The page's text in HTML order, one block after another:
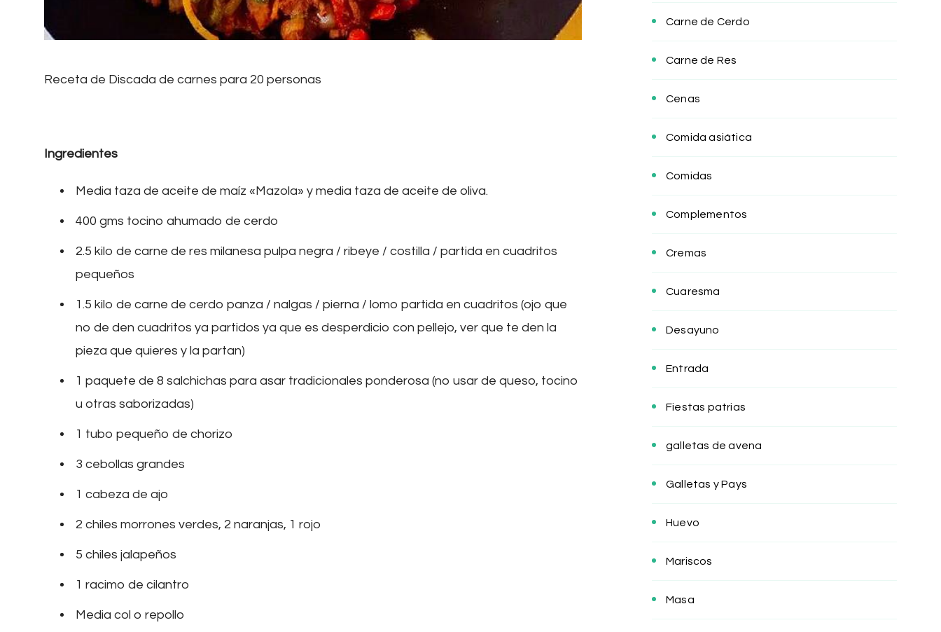
Receta de Discada de carnes para 20 personas
Ingredientes
Media taza de aceite de maíz «Mazola» y media taza de aceite de oliva.
400 gms tocino ahumado de cerdo
2.5 kilo de carne de res milanesa pulpa negra / ribeye / costilla / partida en cuadritos
pequeños
1.5 kilo de carne de cerdo panza / nalgas / pierna / lomo partida en cuadritos (ojo que
no de den cuadritos ya partidos ya que es desperdicio con pellejo, ver que te den la
pieza que quieres y la partan)
1 paquete de 8 salchichas para asar tradicionales ponderosa (no usar de queso, tocino
u otras saborizadas)
1 tubo pequeño de chorizo
3 cebollas grandes
1 cabeza de ajo
2 chiles morrones verdes, 2 naranjas, 1 rojo
5 chiles jalapeños
1 racimo de cilantro
Media col o repollo
Carne de Cerdo
Carne de Res
Cenas
Comida asiática
Comidas
Complementos
Cremas
Cuaresma
Desayuno
Entrada
Fiestas patrias
galletas de avena
Galletas y Pays
Huevo
Mariscos
Masa